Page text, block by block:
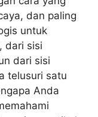
dan paling
untuk
dari sisi
dari sisi
telusuri satu
Anda